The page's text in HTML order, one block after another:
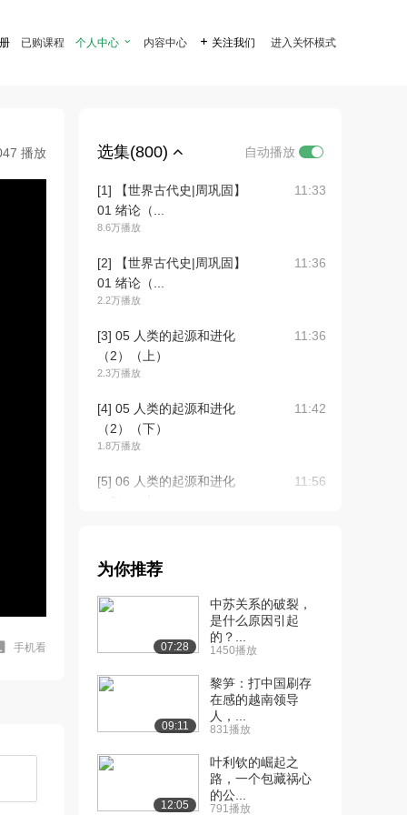
已购课程 个人中心  内容中心  关注我们 进入关怀模式
播放
手机看
选集(800) 自动播放
[1] 【世界古代史|周巩固】
01 绪论（...
8.6万播放
11:33
[2] 【世界古代史|周巩固】
01 绪论（...
2.2万播放
11:36
[3] 05 人类的起源和进化
（2）（上）
2.3万播放
11:36
[4] 05 人类的起源和进化
（2）（下）
1.8万播放
11:42
[5] 06 人类的起源和进化
11:56
（3）（下）
[7] 07 人类的起源和进化
（4）（上）
11:35
[8] 07 人类的起源和进化
（4）（下）
11:33
[9] 08 人类的起源和进化
1.2万播放
11:43
为你推荐
07:28
中苏关系的破裂，
是什么原因引起
的？...
1450播放
09:11
黎笋：打中国刷存
在感的越南领导
人，...
831播放
12:05
叶利钦的崛起之
路，一个包藏祸心
的公...
791播放